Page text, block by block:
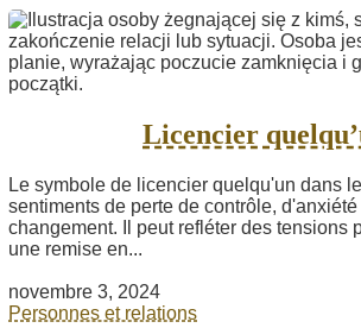
Licencier
Le symbole de licencier quelqu'un dans
sentiments de perte de contrôle,
changement. Il peut refléter des tensions
une remise en...
novembre 3, 2024
Personnes et relations